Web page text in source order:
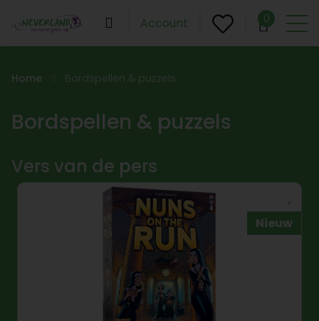
Account 0
Home Bordspellen & puzzels
Bordspellen & puzzels
Vers van de pers
Nieuw